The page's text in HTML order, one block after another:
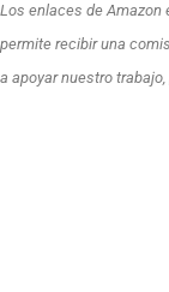
Los enlaces de Amazon
permite recibir una
a apoyar nuestro trabajo,